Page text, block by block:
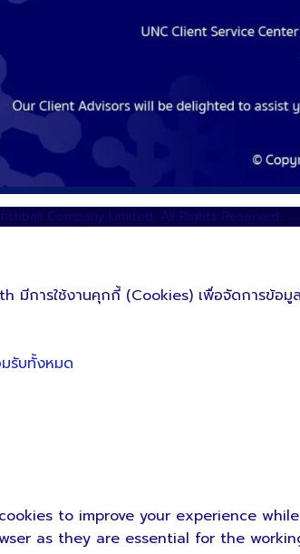
Company Limited. All Rights Reserved.
มีการใช้งานคุกกี้ (Cookies) เพื่อจัดการข้อมู
รับทั้งหมด
to improve your experience
as they are essential for the